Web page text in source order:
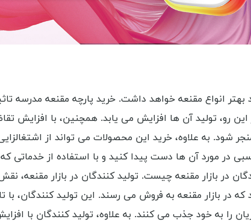
بهتر انواع مقنعه خواهد داشت. خرید پارچه مقنعه مدرسه
از این رو، تولید آن ها افزایش می یابد. همچنین، با
شود. به علاوه، خرید این محصولات می تواند از
در مورد آن ها دست پیدا کنید و با استفاده از
بازار مقنعه چیست. تولید کنندگان در بازار مقنعه، نقش
بازار مقنعه به فروش می رسند. این تولید کنندگان، با
را به خود جذب می کنند. به علاوه، تولید کنندگان با